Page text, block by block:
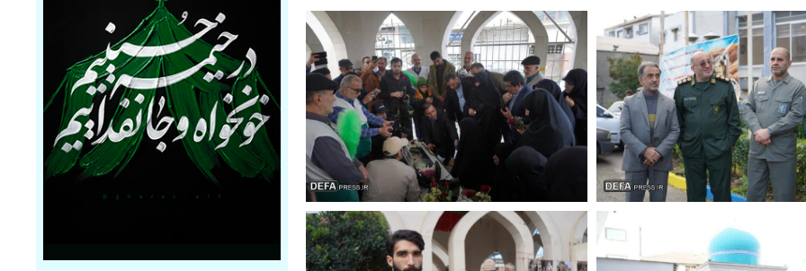
استقبال
از
خانواده
شهید
تازه
شناسایی
شده
در
آمل